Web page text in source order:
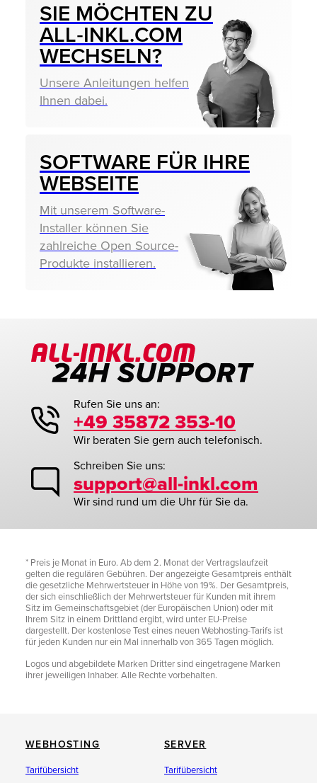
SIE MÖCHTEN ZU
ALL‑INKL.COM
WECHSELN?
Unsere Anleitungen helfen
Ihnen dabei.
SOFTWARE FÜR IHRE
WEBSEITE
Mit unserem Software-
Installer können Sie
zahlreiche Open Source-
Produkte installieren.
Rufen Sie uns an:
+49 35872 353-10
Wir beraten Sie gern auch telefonisch.
Schreiben Sie uns:
support@all-inkl.com
Wir sind rund um die Uhr für Sie da.
* Preis je Monat in Euro. Ab dem 2. Monat der Vertragslaufzeit
gelten die regulären Gebühren. Der angezeigte Gesamtpreis enthält
die gesetzliche Mehrwertsteuer in Höhe von 19%. Der Gesamtpreis,
der sich einschließlich der Mehrwertsteuer für Kunden mit ihrem
Sitz im Gemeinschaftsgebiet (der Europäischen Union) oder mit
Ihrem Sitz in einem Drittland ergibt, wird unter EU-Preise
dargestellt. Der kostenlose Test eines neuen Webhosting-Tarifs ist
für jeden Kunden nur ein Mal innerhalb von 365 Tagen möglich.
Logos und abgebildete Marken Dritter sind eingetragene Marken
ihrer jeweiligen Inhaber. Alle Rechte vorbehalten.
WEBHOSTING
Tarifübersicht
SERVER
Tarifübersicht